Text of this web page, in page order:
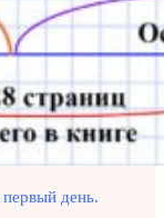
день.